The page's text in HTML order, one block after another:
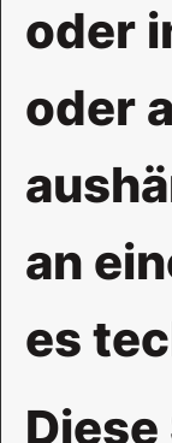
oder
oder
an
es